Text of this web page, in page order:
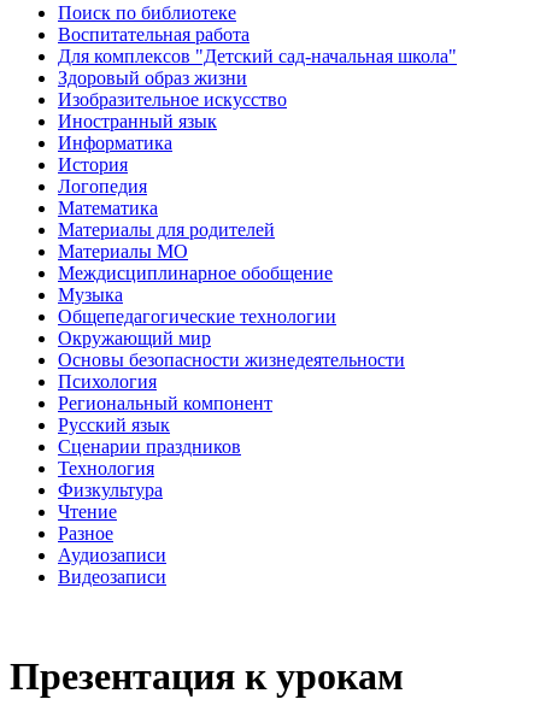
Поиск по библиотеке
Воспитательная работа
Для комплексов "Детский сад-начальная школа"
Здоровый образ жизни
Изобразительное искусство
Иностранный язык
Информатика
История
Логопедия
Математика
Материалы для родителей
Материалы МО
Междисциплинарное обобщение
Музыка
Общепедагогические технологии
Окружающий мир
Основы безопасности жизнедеятельности
Психология
Региональный компонент
Русский язык
Сценарии праздников
Технология
Физкультура
Чтение
Разное
Аудиозаписи
Видеозаписи
Презентация к урокам